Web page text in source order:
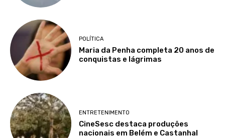
POLÍTICA
Maria da Penha completa 20 anos de
conquistas e lágrimas
ENTRETENIMENTO
CineSesc destaca produções
nacionais em Belém e Castanhal